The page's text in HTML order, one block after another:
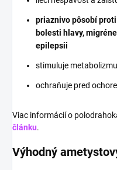
priaznivo pôsobí
bolesti hlavy,
epilepsii
stimuluje
ochraňuje pred
Viac informácií o
článku.
Výhodný